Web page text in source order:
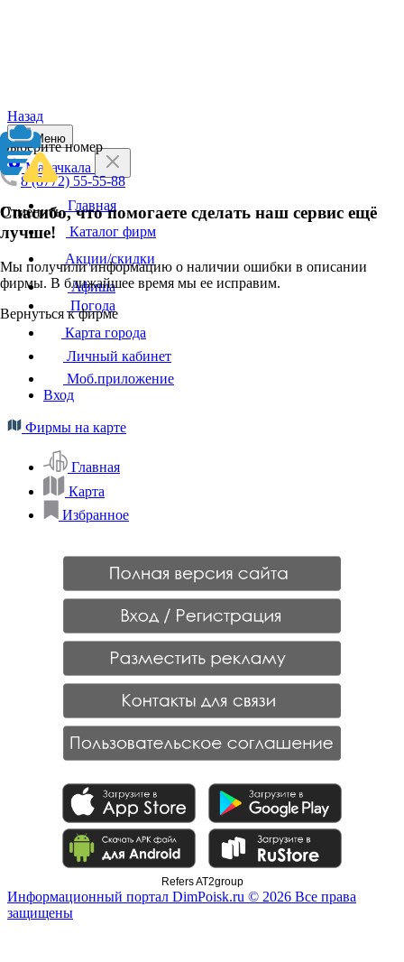
Назад
Выберите номер
8 (8772) 55-55-88
Отменить
Спасибо, что помогаете сделать наш сервис ещё
лучше!
Мы получили информацию о наличии ошибки в описании
фирмы. В ближайшее время мы ее исправим.
Вернуться к фирме
Меню
Махачкала
Главная
Каталог фирм
Акции/скидки
Афиша
Погода
Карта города
Личный кабинет
Моб.приложение
Вход
Фирмы на карте
Главная
Карта
Избранное
Refers AT2group
Информационный портал DimPoisk.ru © 2026 Все права
защищены